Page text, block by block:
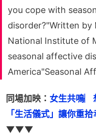
you cope with
disorder?"Written by
National Institute of
seasonal affective
America"Seasonal
同場加映： 女生共鳴
「生活儀式」讓你重
▼▼▼